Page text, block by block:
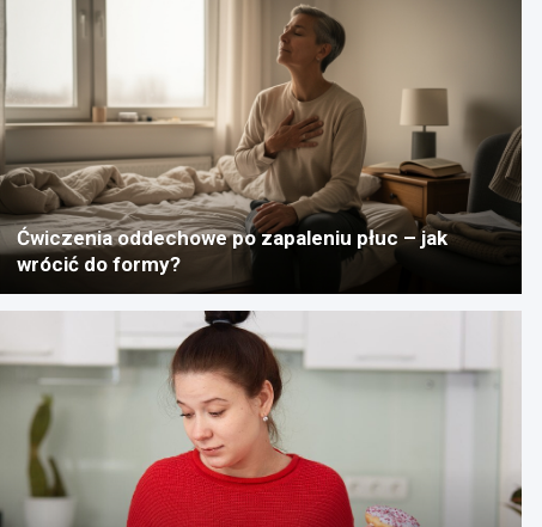
Ćwiczenia oddechowe po zapaleniu płuc – jak
wrócić do formy?